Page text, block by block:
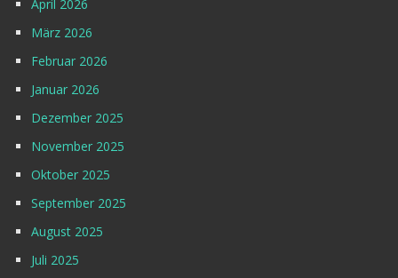
April 2026
März 2026
Februar 2026
Januar 2026
Dezember 2025
November 2025
Oktober 2025
September 2025
August 2025
Juli 2025